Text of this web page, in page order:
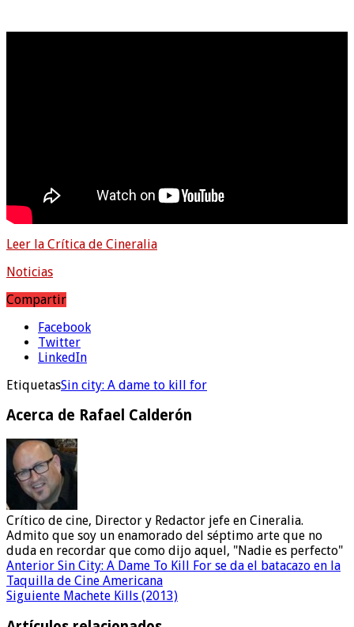
Leer la Crítica de Cineralia
Noticias
Compartir
Facebook
Twitter
LinkedIn
EtiquetasSin city: A dame to kill for
Acerca de Rafael Calderón
Crítico de cine, Director y Redactor jefe en Cineralia.
Admito que soy un enamorado del séptimo arte que no
duda en recordar que como dijo aquel, "Nadie es perfecto"
Anterior Sin City: A Dame To Kill For se da el batacazo en la
Taquilla de Cine Americana
Siguiente Machete Kills (2013)